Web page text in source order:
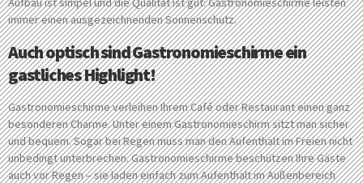
immer einen ausgezeichnenden Sonnenschutz.
Auch optisch sind Gastronomieschirme ein
gastliches Highlight!
Gastronomieschirme verleihen Ihrem Café oder Restaurant einen ganz
besonderen Charme. Unter einem Gastronomieschirm sitzt man sicher
und bequem. Sogar bei Regen muss man den Aufenthalt im Freien nicht
unbedingt unterbrechen. Gastronomieschirme beschützen Ihre Gäste
auch vor Regen – sie laden einfach zum Aufenthalt im Außenbereich